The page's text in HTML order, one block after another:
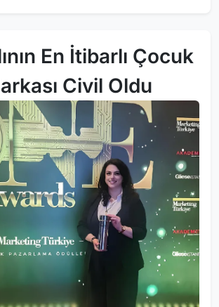
En İtibarlı Çocuk
Civil Oldu